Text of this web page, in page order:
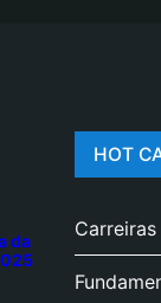
da
HOT